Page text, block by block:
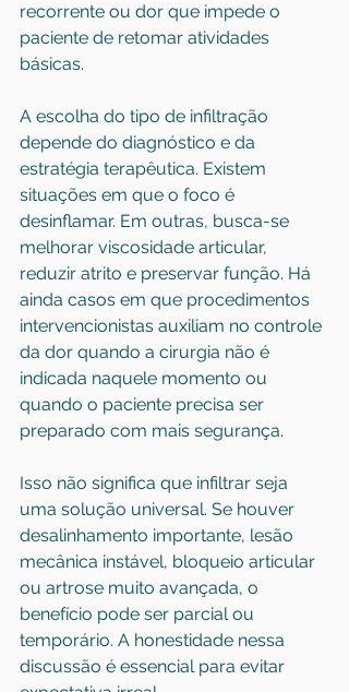
recorrente ou dor que impede o
paciente de retomar atividades
básicas.
A escolha do tipo de infiltração
depende do diagnóstico e da
estratégia terapêutica. Existem
situações em que o foco é
desinflamar. Em outras, busca-se
melhorar viscosidade articular,
reduzir atrito e preservar função. Há
ainda casos em que procedimentos
intervencionistas auxiliam no controle
da dor quando a cirurgia não é
indicada naquele momento ou
quando o paciente precisa ser
preparado com mais segurança.
Isso não significa que infiltrar seja
uma solução universal. Se houver
desalinhamento importante, lesão
mecânica instável, bloqueio articular
ou artrose muito avançada, o
benefício pode ser parcial ou
temporário. A honestidade nessa
discussão é essencial para evitar